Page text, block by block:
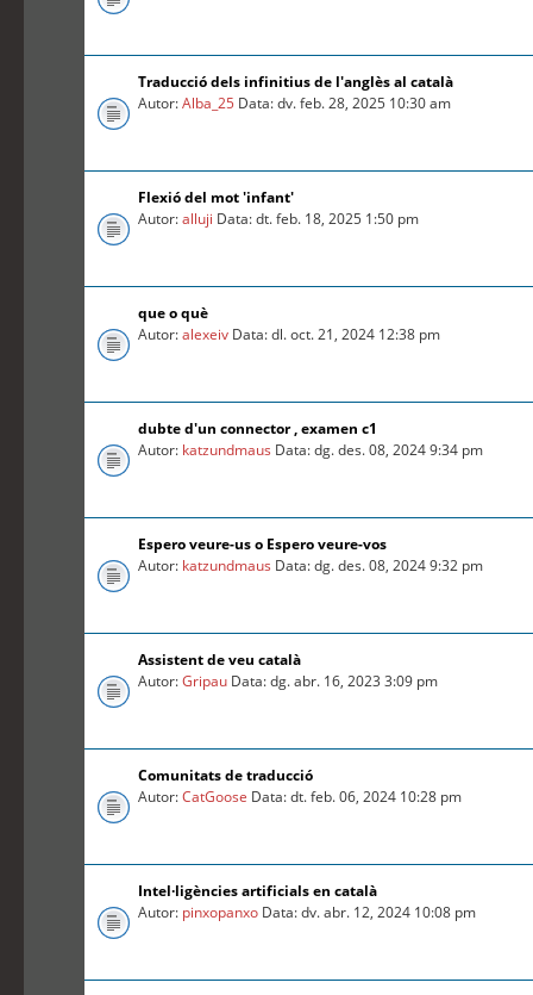
Traducció dels infinitius de l'anglès al català
Autor:Alba_25 Data: dv. feb. 28, 2025 10:30 am
Flexió del mot 'infant'
Autor:alluji Data: dt. feb. 18, 2025 1:50 pm
que o què
Autor:alexeiv Data: dl. oct. 21, 2024 12:38 pm
dubte d'un connector , examen c1
Autor: katzundmaus Data: dg. des. 08, 2024 9:34 pm
Espero veure-us o Espero veure-vos
Autor: katzundmaus Data: dg. des. 08, 2024 9:32 pm
Assistent de veu català
Autor:Gripau Data: dg. abr. 16, 2023 3:09 pm
Comunitats de traducció
Autor:CatGoose Data: dt. feb. 06, 2024 10:28 pm
Intel·ligències artificials en català
Autor: pinxopanxo Data: dv. abr. 12, 2024 10:08 pm